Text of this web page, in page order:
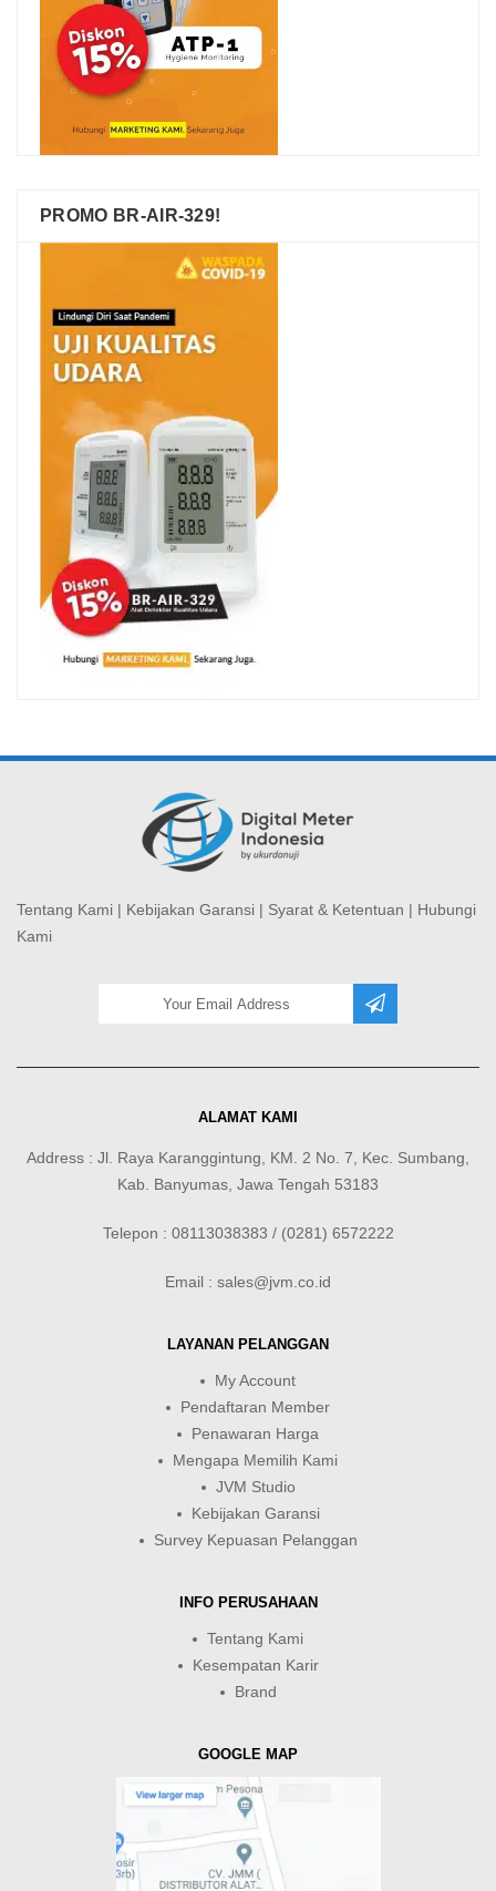
PROMO BR-AIR-329!
Tentang Kami | Kebijakan Garansi | Syarat & Ketentuan | Hubungi
Kami
ALAMAT KAMI
Address : Jl. Raya Karanggintung, KM. 2 No. 7, Kec. Sumbang,
Kab. Banyumas, Jawa Tengah 53183
Telepon : 08113038383 / (0281) 6572222
Email : sales@jvm.co.id
LAYANAN PELANGGAN
My Account
Pendaftaran Member
Penawaran Harga
Mengapa Memilih Kami
JVM Studio
Kebijakan Garansi
Survey Kepuasan Pelanggan
INFO PERUSAHAAN
Tentang Kami
Kesempatan Karir
Brand
GOOGLE MAP